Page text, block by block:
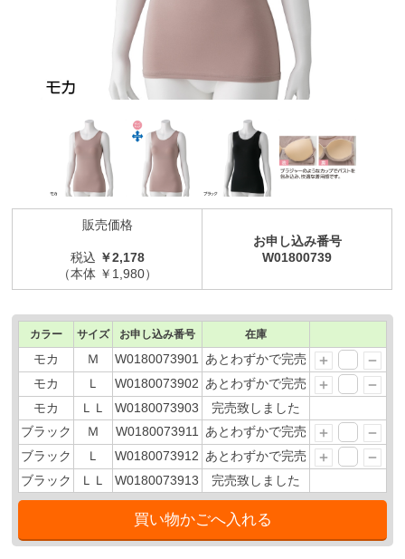
販売価格
税込 ￥2,178
（本体 ￥1,980）
お申し込み番号
W01800739
カラー サイズ お申し込み番号 在庫
モカ Ｍ W0180073901
あとわずかで完売
モカ
Ｌ W0180073902 あとわずかで完売
モカ
ＬＬ W0180073903
完売致しました
ブラック
Ｍ W0180073911
あとわずかで完売
ブラック
Ｌ W0180073912 あとわずかで完売
ブラック
ＬＬ W0180073913 完売致しました